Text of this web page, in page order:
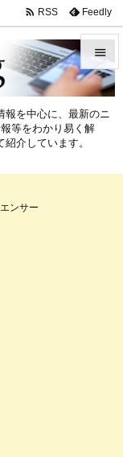



 RSS Feedly
を中心に、最新のニ
等をわかり易く解
介しています。
ンサー